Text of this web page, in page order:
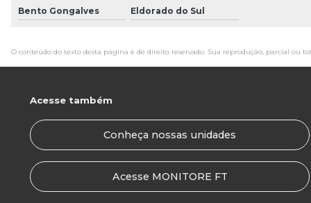
Bento Gongalves Eldorado do Sul
O conteúdo do texto desta página é de direito reservado. Sua reprodução, parcial ou
Acesse também
Conheça nossas unidades
Acesse MONITORE FT